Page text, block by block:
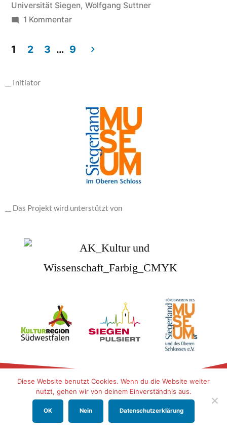
Universität Siegen, Wolfgang Suttner
1 Kommentar
1 2 3 … 9
__ Initiator
__ Das Projekt wird unterstützt von
Unser Siegen
c/o Siegerlandmuseum im Oberen Schloss
Diese Website benutzt Cookies. Wenn du die Website weiter
nutzt, gehen wir von deinem Einverständnis aus.
OK Nein Datenschutzerklärung